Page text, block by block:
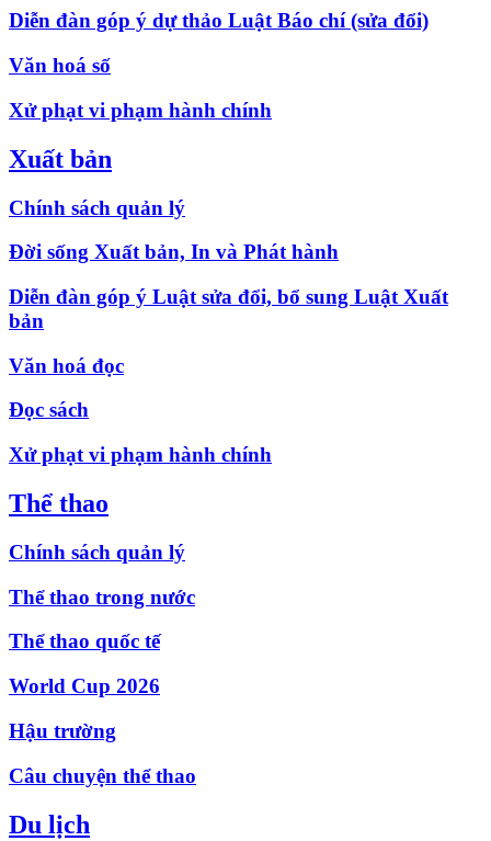
Diễn đàn góp ý dự thảo Luật Báo chí (sửa đổi)
Văn hoá số
Xử phạt vi phạm hành chính
Xuất bản
Chính sách quản lý
Đời sống Xuất bản, In và Phát hành
Diễn đàn góp ý Luật sửa đổi, bổ sung Luật Xuất
bản
Văn hoá đọc
Đọc sách
Xử phạt vi phạm hành chính
Thể thao
Chính sách quản lý
Thể thao trong nước
Thể thao quốc tế
World Cup 2026
Hậu trường
Câu chuyện thể thao
Du lịch